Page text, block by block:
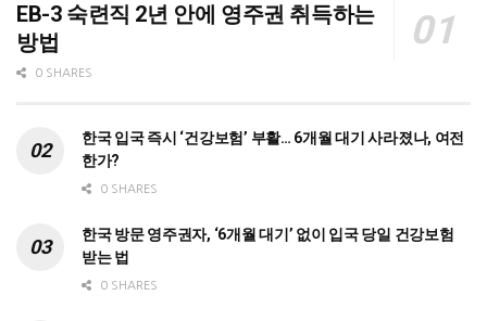
EB-3 숙련직 2년 안에 영주권 취득하는
방법
0 SHARES
한국 입국 즉시 ‘건강보험’ 부활… 6개월 대기 사라졌나, 여전
한가?
0 SHARES
한국 방문 영주권자, ‘6개월 대기’ 없이 입국 당일 건강보험
받는 법
0 SHARES